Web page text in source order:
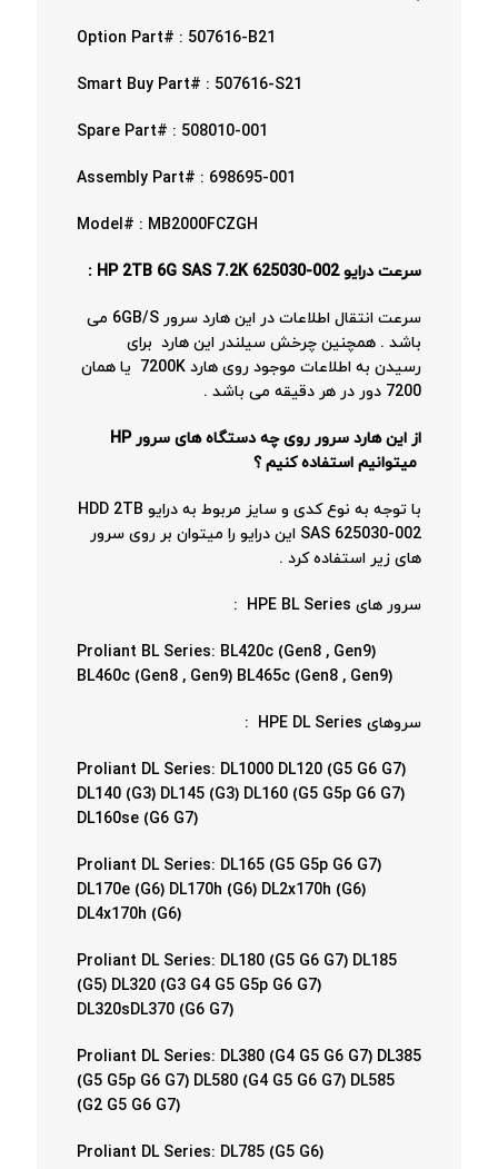
Option Part# : 507616-B21
Smart Buy Part# : 507616-S21
Spare Part# : 508010-001
Assembly Part# : 698695-001
Model# : MB2000FCZGH
سرعت درایو HP 2TB 6G SAS 7.2K 625030-002 :
سرعت انتقال اطلاعات در این هارد سرور 6GB/S می
باشد . همچنین چرخش سیلندر این هارد برای
رسیدن به اطلاعات موجود روی هارد 7200K یا همان
7200 دور در هر دقیقه می باشد .
از این هارد سرور روی چه دستگاه های سرور HP
میتوانیم استفاده کنیم ؟
با توجه به نوع کدی و سایز مربوط به درایو HDD 2TB
SAS 625030-002 این درایو را میتوان بر روی سرور
های زیر استفاده کرد .
سرور های HPE BL Series :
Proliant BL Series: BL420c (Gen8 , Gen9)
BL460c (Gen8 , Gen9) BL465c (Gen8 , Gen9)
سروهای HPE DL Series :
Proliant DL Series: DL1000 DL120 (G5 G6 G7)
DL140 (G3) DL145 (G3) DL160 (G5 G5p G6 G7)
DL160se (G6 G7)
Proliant DL Series: DL165 (G5 G5p G6 G7)
DL170e (G6) DL170h (G6) DL2x170h (G6)
DL4x170h (G6)
Proliant DL Series: DL180 (G5 G6 G7) DL185
(G5) DL320 (G3 G4 G5 G5p G6 G7)
DL320sDL370 (G6 G7)
Proliant DL Series: DL380 (G4 G5 G6 G7) DL385
(G5 G5p G6 G7) DL580 (G4 G5 G6 G7) DL585
(G2 G5 G6 G7)
Proliant DL Series: DL785 (G5 G6)